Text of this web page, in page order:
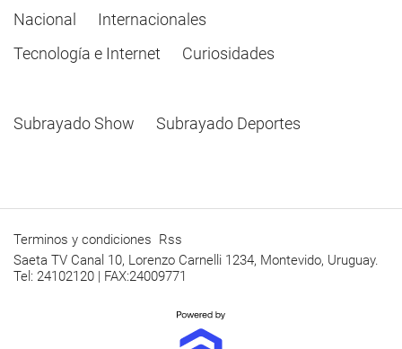
Nacional
Internacionales
Tecnología e Internet
Curiosidades
Subrayado Show Subrayado Deportes
Terminos y condiciones Rss
Saeta TV Canal 10, Lorenzo Carnelli 1234, Montevido, Uruguay.
Tel: 24102120 | FAX:24009771